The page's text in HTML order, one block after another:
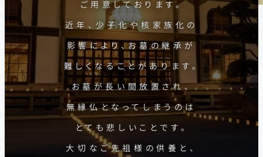
ご用意しております。
近年、少子化や核家族化の
影響により、お墓の継承が
難しくなることがあります。
お墓が長い間放置され、
無縁仏となってしまうのは
とても悲しいことです。
大切なご先祖様の供養と、